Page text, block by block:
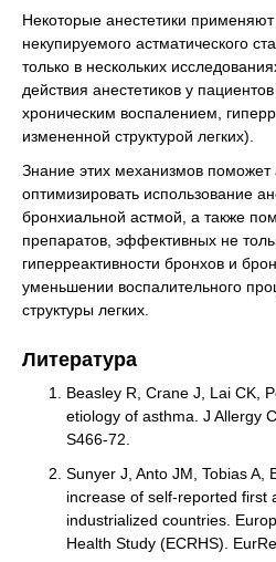
Некоторые анестетики
некупируемого астматического
только в нескольких
действия анестетиков у
хроническим воспалением,
измененной структурой легких).
Знание этих механизмов поможет
оптимизировать использование
бронхиальной астмой, а также
препаратов, эффективных не
гиперреактивности бронхов и
уменьшении воспалительного
структуры легких.
Литература
Beasley R, Crane J, Lai CK,
etiology of asthma. J Allergy
S466-72.
Sunyer J, Anto JM, Tobias A,
increase of self-reported first
industrialized countries.
Health Study (ECRHS).